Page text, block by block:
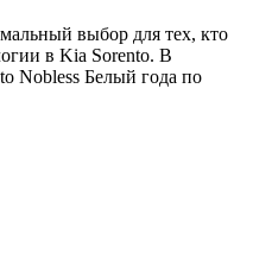
выбор для тех, кто
в Kia Sorento. В
Nobless Белый года по